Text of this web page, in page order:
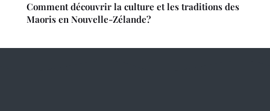
Comment découvrir la culture et les traditions des
Maoris en Nouvelle-Zélande?